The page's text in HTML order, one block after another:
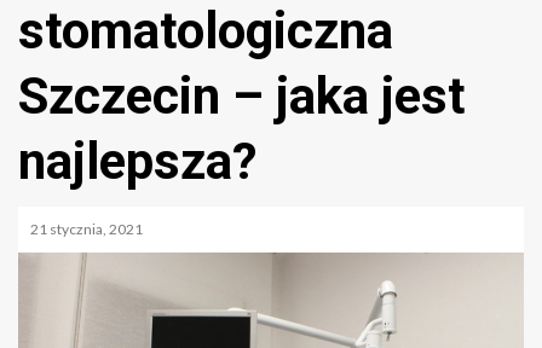
stomatologiczna
Szczecin – jaka jest
najlepsza?
21 stycznia, 2021